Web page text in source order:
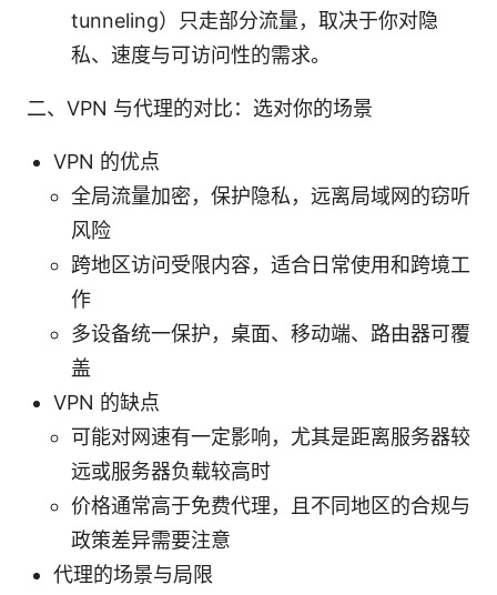
tunneling）只走部分流量，取决于你对隐
私、速度与可访问性的需求。
二、VPN 与代理的对比：选对你的场景
VPN 的优点
全局流量加密，保护隐私，远离局域网的窃听
风险
跨地区访问受限内容，适合日常使用和跨境工
作
多设备统一保护，桌面、移动端、路由器可覆
盖
VPN 的缺点
可能对网速有一定影响，尤其是距离服务器较
远或服务器负载较高时
价格通常高于免费代理，且不同地区的合规与
政策差异需要注意
代理的场景与局限